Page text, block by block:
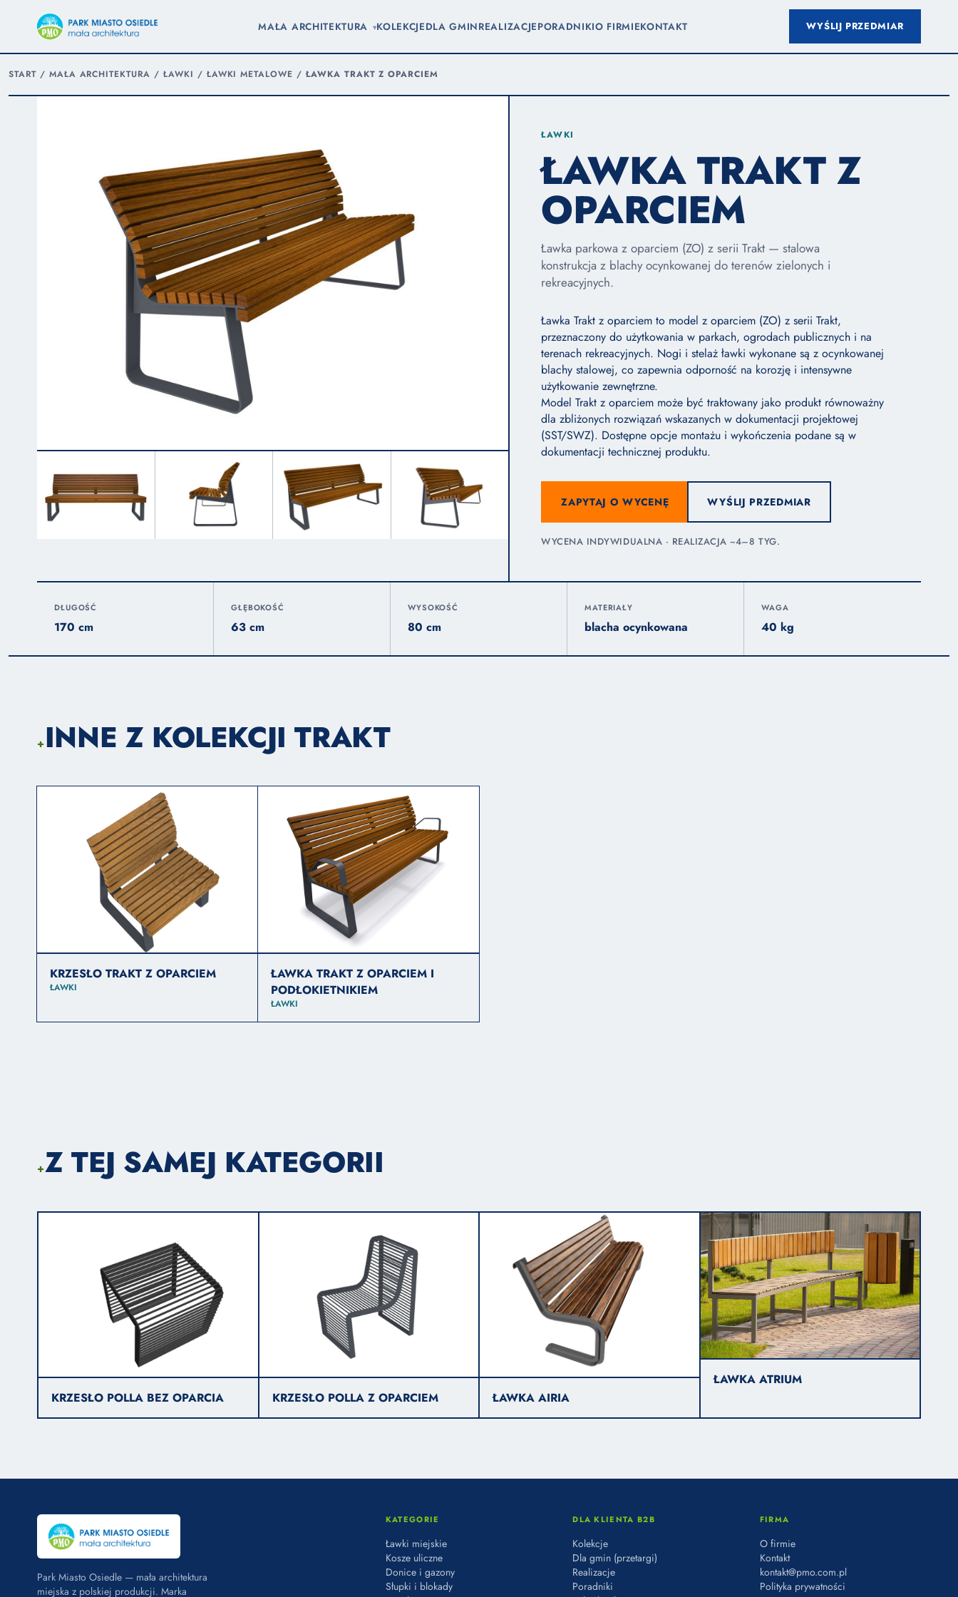
MAŁA ARCHITEKTURA ▾KOLEKCJEDLA GMINREALIZACJEPORADNIKIO FIRMIEKONTAKT WYŚLIJ PRZEDMIAR
START/ MAŁA ARCHITEKTURA / ŁAWKI / ŁAWKI METALOWE /ŁAWKA TRAKT Z OPARCIEM
ŁAWKI
ŁAWKA TRAKT Z
OPARCIEM
Ławka parkowa z oparciem (ZO) z serii Trakt — stalowa
konstrukcja z blachy ocynkowanej do terenów zielonych i
rekreacyjnych.
Ławka Trakt z oparciem to model z oparciem (ZO) z serii Trakt,
przeznaczony do użytkowania w parkach, ogrodach publicznych i na
terenach rekreacyjnych. Nogi i stelaż ławki wykonane są z ocynkowanej
blachy stalowej, co zapewnia odporność na korozję i intensywne
użytkowanie zewnętrzne.
Model Trakt z oparciem może być traktowany jako produkt równoważny
dla zbliżonych rozwiązań wskazanych w dokumentacji projektowej
(SST/SWZ). Dostępne opcje montażu i wykończenia podane są w
dokumentacji technicznej produktu.
ZAPYTAJ O WYCENĘ WYŚLIJ PRZEDMIAR
WYCENA INDYWIDUALNA · REALIZACJA ~4–8 TYG.
DŁUGOŚĆ
170 cm
GŁĘBOKOŚĆ
63 cm
WYSOKOŚĆ
80 cm
MATERIAŁY
blacha ocynkowana
WAGA
40 kg
+INNE Z KOLEKCJI TRAKT
KRZESŁO TRAKT Z OPARCIEM
ŁAWKI
ŁAWKA TRAKT Z OPARCIEM I
PODŁOKIETNIKIEM
ŁAWKI
+Z TEJ SAMEJ KATEGORII
KRZESŁO POLLA BEZ OPARCIA KRZESŁO POLLA Z OPARCIEM ŁAWKA AIRIA
ŁAWKA ATRIUM
Park Miasto Osiedle — mała architektura
miejska z polskiej produkcji. Marka
KATEGORIE
Ławki miejskie
Kosze uliczne
Donice i gazony
Słupki i blokady
DLA KLIENTA B2B
Kolekcje
Dla gmin (przetargi)
Realizacje
Poradniki
FIRMA
O firmie
Kontakt
kontakt@pmo.com.pl
Polityka prywatności